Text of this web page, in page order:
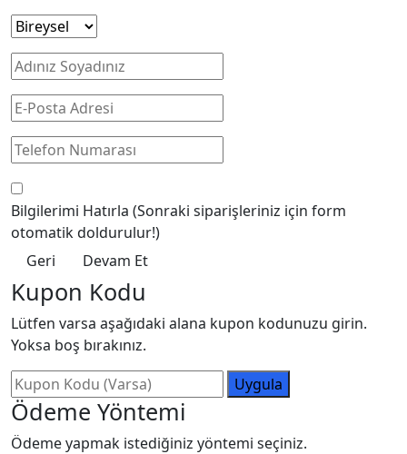
Bilgilerimi Hatırla (Sonraki siparişleriniz için form
otomatik doldurulur!)
Geri
Devam Et
Kupon Kodu
Lütfen varsa aşağıdaki alana kupon kodunuzu girin.
Yoksa boş bırakınız.
Uygula
Ödeme Yöntemi
Ödeme yapmak istediğiniz yöntemi seçiniz.